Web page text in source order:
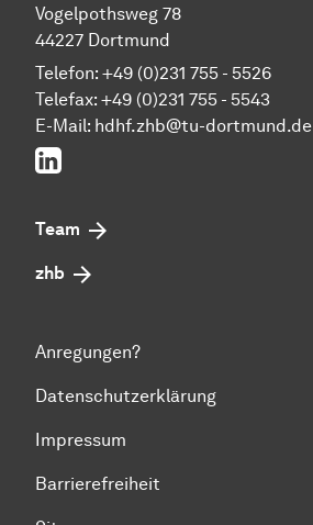
Vogelpothsweg 78
44227 Dortmund
Telefon: +49 (0)231 755 - 5526
Telefax: +49 (0)231 755 - 5543
E-Mail: hdhf.zhb@tu-dortmund.de
LinkedIn
Team
zhb
Anregungen?
Datenschutzerklärung
Impressum
Barrierefreiheit